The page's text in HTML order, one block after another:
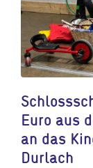
Euro aus
an das
Durlach